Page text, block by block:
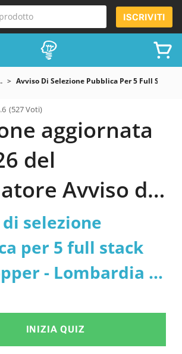
ISCRIVITI
Avviso Di Selezione Pubblica Per 5 Full Stack
(527 Voti)
aggiornata
del
Avviso di
pubblica
stack
-
-
di Milano
selezione
per 5 full stack
- Lombardia -
INIZIA QUIZ